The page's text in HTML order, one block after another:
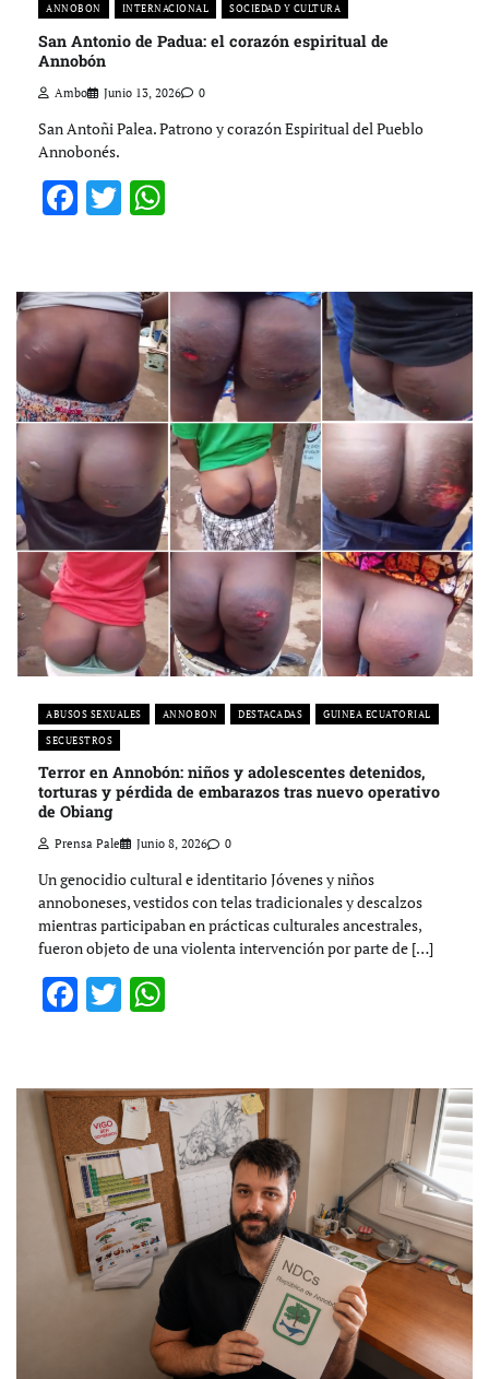
ANNOBON INTERNACIONAL SOCIEDAD Y CULTURA
San Antonio de Padua: el corazón espiritual de
Annobón
Ambo Junio 13, 2026 0
San Antoñi Palea. Patrono y corazón Espiritual del Pueblo
Annobonés.
Facebook
Twitter
ABUSOS SEXUALES ANNOBON DESTACADAS
GUINEA ECUATORIAL
SECUESTROS
Terror en Annobón: niños y adolescentes detenidos,
torturas y pérdida de embarazos tras nuevo operativo
de Obiang
Prensa Pale Junio 8, 2026 0
Un genocidio cultural e identitario Jóvenes y niños
annoboneses, vestidos con telas tradicionales y descalzos
mientras participaban en prácticas culturales ancestrales,
fueron objeto de una violenta intervención por parte de […]
Facebook
Twitter